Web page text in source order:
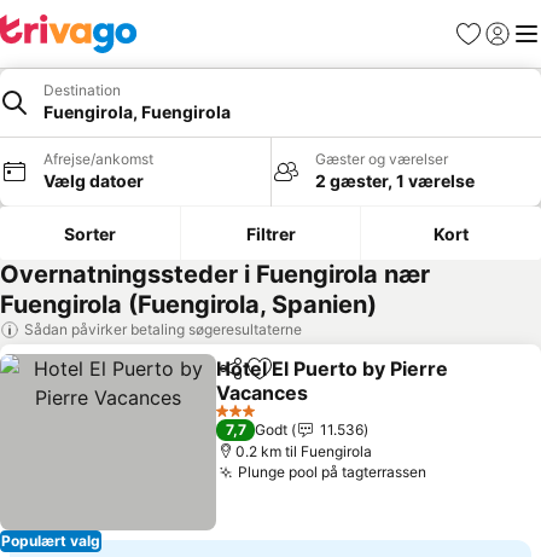
Favoritter
Log ind
Destination
Fuengirola, Fuengirola
Afrejse/ankomst
Vælg datoer
Gæster og værelser
2 gæster, 1 værelse
Sorter Filtrer Kort
Overnatningssteder i Fuengirola nær
Fuengirola (Fuengirola, Spanien)
Sådan påvirker betaling søgeresultaterne
Populært valg
Del Føj til favoritter
Hotel El Puerto by Pierre
Vacances
3 Stjerner
7,7 Godt
11.536
0.2 km til Fuengirola
Plunge pool på tagterrassen